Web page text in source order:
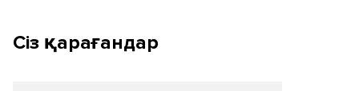
Сіз қарағандар